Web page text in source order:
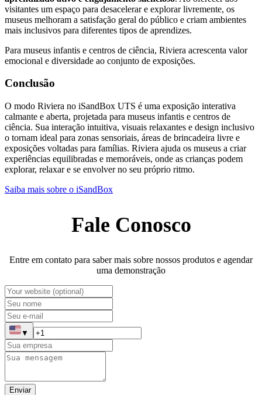
visitantes um espaço para desacelerar e explorar livremente, os
museus melhoram a satisfação geral do público e criam ambientes
mais inclusivos para diferentes tipos de aprendizes.
Para museus infantis e centros de ciência, Riviera acrescenta valor
emocional e diversidade ao conjunto de exposições.
Conclusão
O modo Riviera no iSandBox UTS é uma exposição interativa
calmante e aberta, projetada para museus infantis e centros de
ciência. Sua interação intuitiva, visuais relaxantes e design inclusivo
o tornam ideal para zonas sensoriais, áreas de brincadeira livre e
exposições voltadas para famílias. Riviera ajuda os museus a criar
experiências equilibradas e memoráveis, onde as crianças podem
explorar, relaxar e se envolver no seu próprio ritmo.
Saiba mais sobre o iSandBox
Fale Conosco
Entre em contato para saber mais sobre nossos produtos e agendar
uma demonstração
▼
Enviar